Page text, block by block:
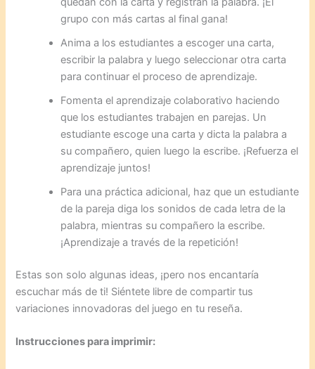
grupo con más cartas al final gana!
Anima a los estudiantes a escoger una carta,
escribir la palabra y luego seleccionar otra carta
para continuar el proceso de aprendizaje.
Fomenta el aprendizaje colaborativo haciendo
que los estudiantes trabajen en parejas. Un
estudiante escoge una carta y dicta la palabra a
su compañero, quien luego la escribe. ¡Refuerza el
aprendizaje juntos!
Para una práctica adicional, haz que un estudiante
de la pareja diga los sonidos de cada letra de la
palabra, mientras su compañero la escribe.
¡Aprendizaje a través de la repetición!
Estas son solo algunas ideas, ¡pero nos encantaría
escuchar más de ti! Siéntete libre de compartir tus
variaciones innovadoras del juego en tu reseña.
Instrucciones para imprimir: